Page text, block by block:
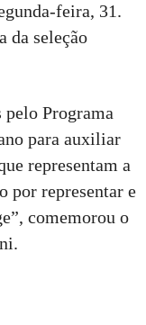
feira, 31.
da seleção
pelo Programa
para auxiliar
representam a
por representar e
comemorou o